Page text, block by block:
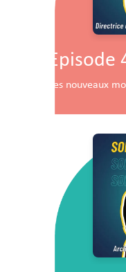
Episode
Les nouveaux